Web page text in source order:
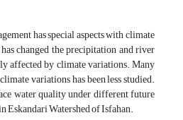
has special aspects with climate
changed the precipitation and river
affected by climate variations. Many
variations has been less studied.
water quality under different future
Eskandari Watershed of Isfahan.